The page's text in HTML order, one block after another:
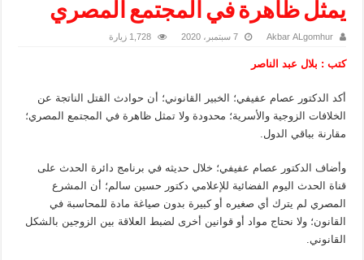
يمثل ظاهرة في المجتمع المصري
Akbar ALgomhur 7 سبتمبر، 2020 1,728 زيارة
كتب : بلال عبد الناصر
أكد الدكتور عصام عفيفي؛ الخبير القانوني؛ أن حوادث القتل الناتجة عن
الخلافات الزوجية والأسرية؛ محدودة ولا تمثل ظاهرة في المجتمع المصري؛
مقارنة بباقي الدول.
وأضاف الدكتور عصام عفيفي؛ خلال حديثه في برنامج دائرة الحدث على
قناة الحدث اليوم الفضائية للإعلامي دكتور حسين سالم؛ أن المشرع
المصري لم يترك أي صغيره أو كبيرة بدون صياغة مادة للمحاسبة في
القانون؛ ولا نحتاج مواد أو قوانين أخرى لضبط العلاقة بين الزوجين بالشكل
القانوني.